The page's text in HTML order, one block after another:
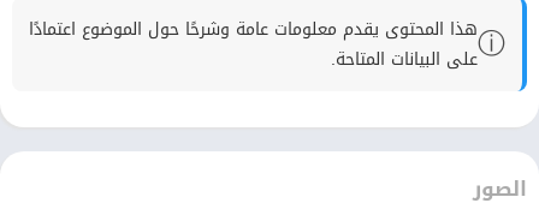
ⓘهذا المحتوى يقدم معلومات عامة وشرحًا حول الموضوع اعتمادًا
على البيانات المتاحة.
الصور